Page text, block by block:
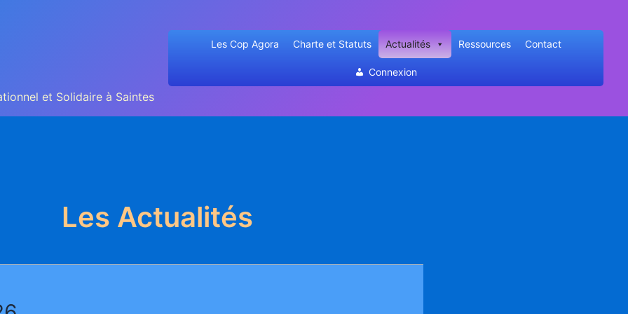
et Solidaire à Saintes
Les Cop Agora Charte et Statuts Actualités Ressources Contact
Connexion
Les Actualités